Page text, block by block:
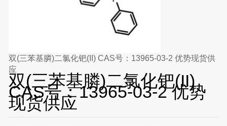
双(三苯基膦)二氯化钯(II) CAS号：13965-03-2 优势现货供
应
双(三苯基膦)二氯化钯(II)
CAS号：13965-03-2 优势
现货供应